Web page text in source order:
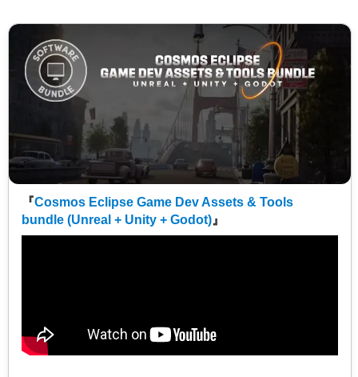
『Cosmos Eclipse Game Dev Assets & Tools
bundle (Unreal + Unity + Godot) 』